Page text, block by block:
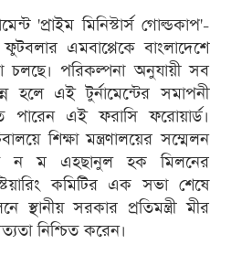
'প্রাইম মিনিস্টার্স গোল্ডকাপ'-
এমবাপ্পেকে বাংলাদেশে
পরিকল্পনা অনুযায়ী সব
হলে এই টুর্নামেন্টের সমাপনী
পারেন এই ফরাসি ফরোয়ার্ড।
শিক্ষা মন্ত্রণালয়ের সম্মেলন
আ ন ম এহছানুল হক মিলনের
কমিটির এক সভা শেষে
সরকার প্রতিমন্ত্রী মীর
নিশ্চিত করেন।